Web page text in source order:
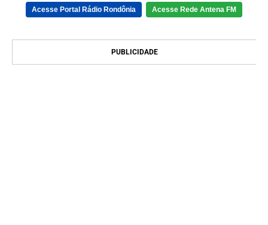
Acesse Portal Rádio Rondônia Acesse Rede Antena FM
PUBLICIDADE